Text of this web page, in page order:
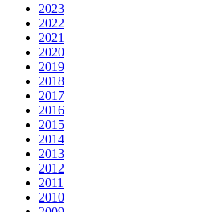
2023
2022
2021
2020
2019
2018
2017
2016
2015
2014
2013
2012
2011
2010